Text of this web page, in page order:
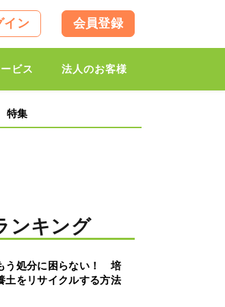
イン 会員登録
ビス 法人のお客様
特集
ンキング
う処分に困らない！ 培
土をリサイクルする方法